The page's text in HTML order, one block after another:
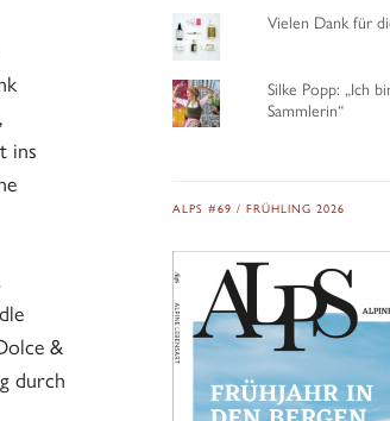
ins
&
durch
Vielen Dank für
Silke Popp: „Ich
Sammlerin“
ALPS #69 / FRÜHLING 2026